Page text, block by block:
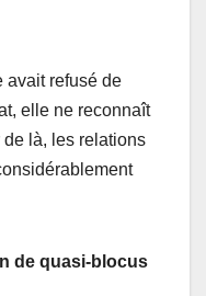
avait refusé de
elle ne reconnaît
là, les relations
de quasi-blocus